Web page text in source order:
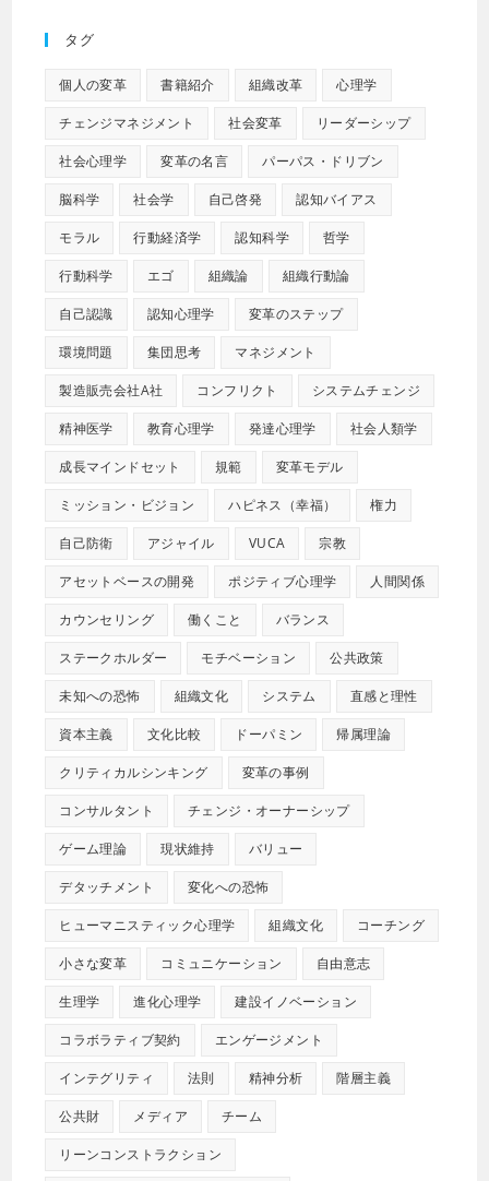
タグ
個人の変革 書籍紹介 組織改革 心理学
チェンジマネジメント 社会変革 リーダーシップ
社会心理学 変革の名言 パーパス・ドリブン
脳科学 社会学 自己啓発 認知バイアス
モラル 行動経済学 認知科学 哲学
行動科学 エゴ 組織論 組織行動論
自己認識 認知心理学 変革のステップ
環境問題 集団思考 マネジメント
製造販売会社A社 コンフリクト システムチェンジ
精神医学 教育心理学 発達心理学 社会人類学
成長マインドセット 規範 変革モデル
ミッション・ビジョン ハピネス（幸福） 権力
自己防衛 アジャイル VUCA 宗教
アセットベースの開発 ポジティブ心理学 人間関係
カウンセリング 働くこと バランス
ステークホルダー モチベーション 公共政策
未知への恐怖 組織文化 システム 直感と理性
資本主義 文化比較 ドーパミン 帰属理論
クリティカルシンキング 変革の事例
コンサルタント チェンジ・オーナーシップ
ゲーム理論 現状維持 バリュー
デタッチメント 変化への恐怖
ヒューマニスティック心理学 組織文化 コーチング
小さな変革 コミュニケーション 自由意志
生理学 進化心理学 建設イノベーション
コラボラティブ契約 エンゲージメント
インテグリティ 法則 精神分析 階層主義
公共財 メディア チーム
リーンコンストラクション